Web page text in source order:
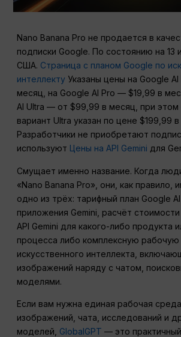
Nano Banana Pro не продается в
подписки Google. По состоянию на 13
США. Страница с планом Google по
интеллекту Указаны цены на Google
месяц, на Google AI Pro — $19,99 в
AI Ultra — от $99,99 в месяц, при
вариант Ultra указан по цене $199,99
Разработчики не приобретают
используют Цены на API Gemini для
Смущает именно название. Когда
«Nano Banana Pro», они, как правило,
одно из трёх: тарифный план Google
приложения Gemini, расчёт
API Gemini для какого-либо продукта
процесса либо комплексную
искусственного интеллекта,
изображений наряду с чатом,
моделями.
Если вам нужна единая рабочая
изображений, чата, исследований и
моделей, GlobalGPT — это практичный